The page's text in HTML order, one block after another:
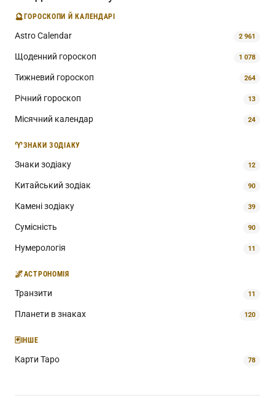
🔮ГОРОСКОПИ Й КАЛЕНДАРІ
Astro Calendar 2 961
Щоденний гороскоп 1 078
Тижневий гороскоп 264
Річний гороскоп 13
Місячний календар 24
♈ЗНАКИ ЗОДІАКУ
Знаки зодіаку 12
Китайський зодіак 90
Камені зодіаку 39
Сумісність 90
Нумерологія 11
🌌АСТРОНОМІЯ
Транзити 11
Планети в знаках 120
🃏ІНШЕ
Карти Таро 78